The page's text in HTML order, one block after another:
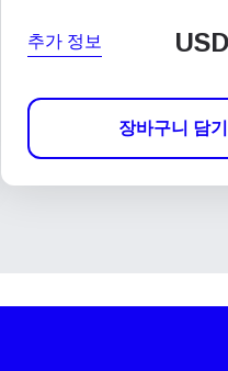
추가 정보 USD
장바구니 담기